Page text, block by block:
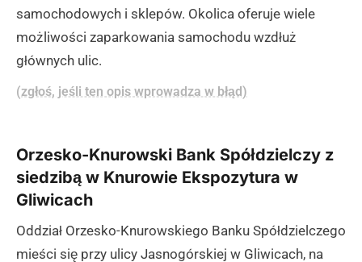
samochodowych i sklepów. Okolica oferuje wiele
możliwości zaparkowania samochodu wzdłuż
głównych ulic.
(zgłoś, jeśli ten opis wprowadza w błąd)
Orzesko-Knurowski Bank Spółdzielczy z
siedzibą w Knurowie Ekspozytura w
Gliwicach
Oddział Orzesko-Knurowskiego Banku Spółdzielczego
mieści się przy ulicy Jasnogórskiej w Gliwicach, na